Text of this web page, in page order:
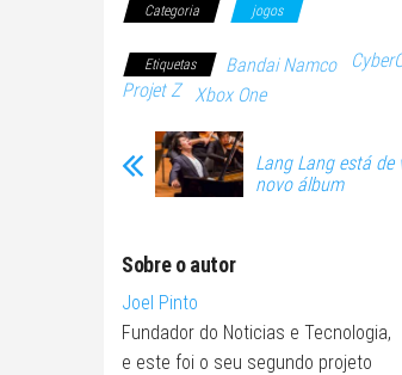
Categoria jogos
Etiquetas Bandai Namco
Projet Z
Xbox One
Lang Lang está de
novo álbum
Sobre o autor
Joel Pinto
Fundador do Noticias e Tecnologia,
e este foi o seu segundo projeto